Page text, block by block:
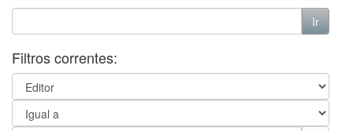
Filtros correntes: